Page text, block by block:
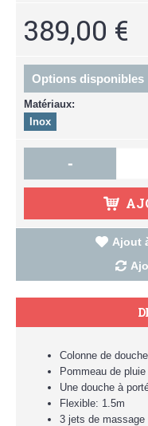
389,00 €
Options disponibles
Matériaux:
Inox
-
Ajout
Colonne de
Pommeau de pluie
Une douche à
Flexible: 1.5m
3 jets de massage